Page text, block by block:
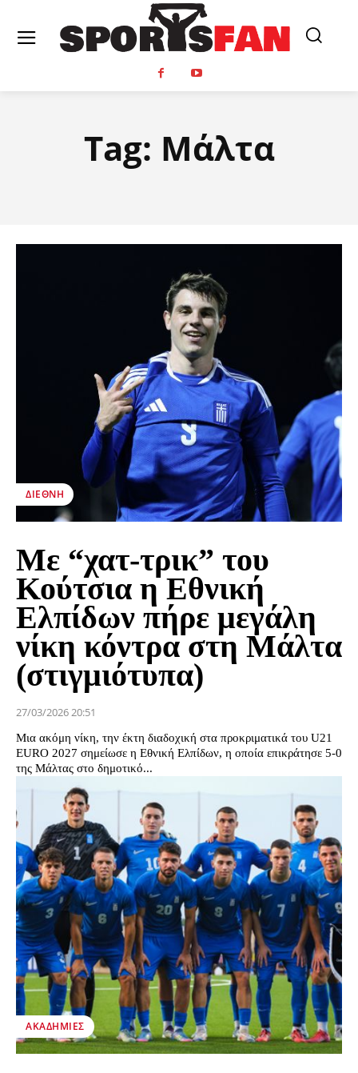
Tag: Μάλτα
ΔΙΕΘΝΉ
Με “χατ-τρικ” του
Κούτσια η Εθνική
Ελπίδων πήρε μεγάλη
νίκη κόντρα στη Μάλτα
(στιγμιότυπα)
27/03/2026 20:51
Μια ακόμη νίκη, την έκτη διαδοχική στα προκριματικά του U21
EURO 2027 σημείωσε η Εθνική Ελπίδων, η οποία επικράτησε 5-0
της Μάλτας στο δημοτικό...
ΑΚΑΔΗΜΊΕΣ